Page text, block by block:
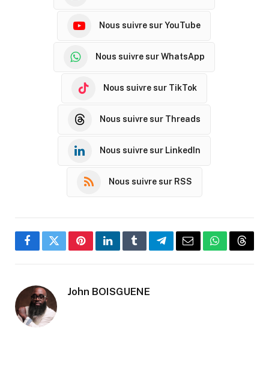
Nous suivre sur YouTube
Nous suivre sur WhatsApp
Nous suivre sur TikTok
Nous suivre sur Threads
Nous suivre sur LinkedIn
Nous suivre sur RSS
FacebookTwitterPinterestLinkedInTumblrTelegramEmailWhatsApp
John BOISGUENE